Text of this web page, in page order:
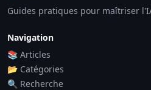
Guides pratiques pour maîtriser
Navigation
📚 Articles
📂 Catégories
🔍 Recherche